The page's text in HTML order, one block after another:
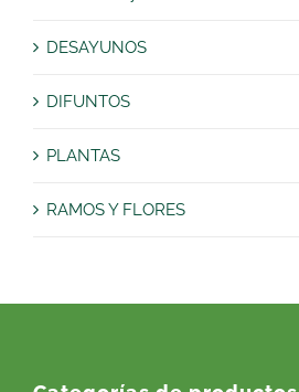
DESAYUNOS
DIFUNTOS
PLANTAS
RAMOS Y FLORES